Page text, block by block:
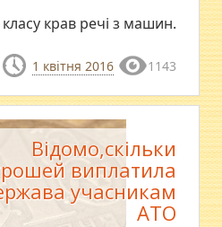
крав речі з машин.
1 квітня 2016 1143
Відомо,скільки
виплатила
учасникам
АТО